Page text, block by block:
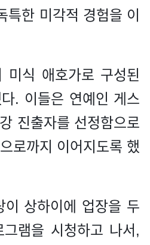
한 미각적 경험을 이
식 애호가로 구성된
. 이들은 연예인 게스
진출자를 선정함으로
로까지 이어지도록 했
상하이에 업장을 두
램을 시청하고 나서,